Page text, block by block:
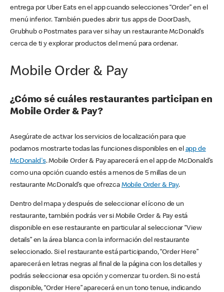
entrega por Uber Eats en el app cuando selecciones “Order” en el
menú inferior. También puedes abrir tus apps de DoorDash,
Grubhub o Postmates para ver si hay un restaurante McDonald’s
cerca de ti y explorar productos del menú para ordenar.
Mobile Order & Pay
¿Cómo sé cuáles restaurantes participan en
Mobile Order & Pay?
Asegúrate de activar los servicios de localización para que
podamos mostrarte todas las funciones disponibles en el app de
McDonald's. Mobile Order & Pay aparecerá en el app de McDonald’s
como una opción cuando estés a menos de 5 millas de un
restaurante McDonald’s que ofrezca Mobile Order & Pay.
Dentro del mapa y después de seleccionar el ícono de un
restaurante, también podrás ver si Mobile Order & Pay está
disponible en ese restaurante en particular al seleccionar “View
details” en la área blanca con la información del restaurante
seleccionado. Si el restaurante está participando, “Order Here”
aparecerá en letras negras al final de la página con los detalles y
podrás seleccionar esa opción y comenzar tu orden. Si no está
disponible, “Order Here” aparecerá en un tono tenue, indicando